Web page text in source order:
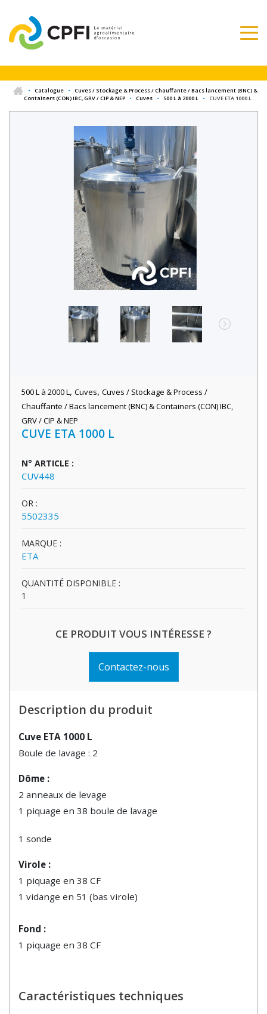
• Catalogue •
Cuves / Stockage & Process / Chauffante / Bacs lancement (BNC) &
Containers (CON) IBC, GRV / CIP & NEP
• Cuves • 500 L à 2000 L • CUVE ETA 1000 L
500 L à 2000 L, Cuves, Cuves / Stockage & Process /
Chauffante / Bacs lancement (BNC) & Containers (CON) IBC,
GRV / CIP & NEP
CUVE ETA 1000 L
N° ARTICLE :
CUV448
OR :
5502335
MARQUE :
ETA
QUANTITÉ DISPONIBLE :
1
CE PRODUIT VOUS INTÉRESSE ?
Contactez-nous
Description du produit
Cuve ETA 1000 L
Boule de lavage : 2
Dôme :
2 anneaux de levage
1 piquage en 38 boule de lavage
1 sonde
Virole :
1 piquage en 38 CF
1 vidange en 51 (bas virole)
Fond :
1 piquage en 38 CF
Caractéristiques techniques